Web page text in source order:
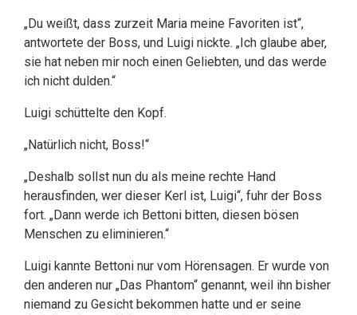
„Du weißt, dass zurzeit Maria meine Favoriten ist“,
antwortete der Boss, und Luigi nickte. „Ich glaube aber,
sie hat neben mir noch einen Geliebten, und das werde
ich nicht dulden.“
Luigi schüttelte den Kopf.
„Natürlich nicht, Boss!“
„Deshalb sollst nun du als meine rechte Hand
herausfinden, wer dieser Kerl ist, Luigi“, fuhr der Boss
fort. „Dann werde ich Bettoni bitten, diesen bösen
Menschen zu eliminieren.“
Luigi kannte Bettoni nur vom Hörensagen. Er wurde von
den anderen nur „Das Phantom“ genannt, weil ihn bisher
niemand zu Gesicht bekommen hatte und er seine